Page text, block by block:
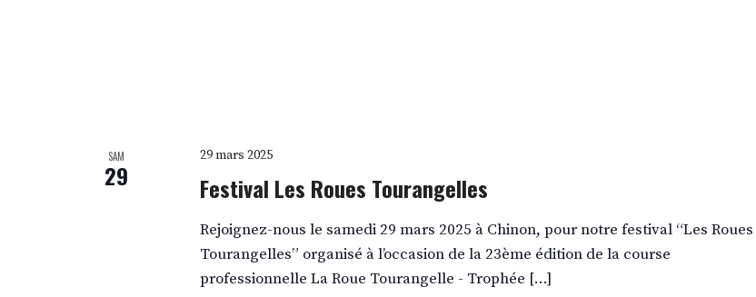
SAM
29 Festival Les Roues Tourangelles
29 mars 2025
Rejoignez-nous le samedi 29 mars 2025 à Chinon, pour notre festival “Les Roues
Tourangelles” organisé à l’occasion de la 23ème édition de la course
professionnelle La Roue Tourangelle - Trophée […]